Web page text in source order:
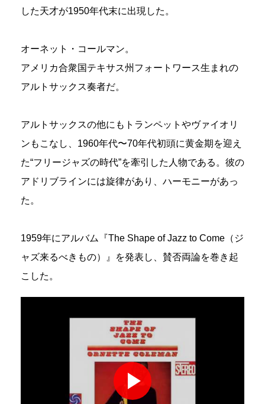
した天才が1950年代末に出現した。
オーネット・コールマン。
アメリカ合衆国テキサス州フォートワース生まれの
アルトサックス奏者だ。
アルトサックスの他にもトランペットやヴァイオリ
ンもこなし、1960年代〜70年代初頭に黄金期を迎え
た“フリージャズの時代”を牽引した人物である。彼の
アドリブラインには旋律があり、ハーモニーがあっ
た。
1959年にアルバム『The Shape of Jazz to Come（ジ
ャズ来るべきもの）』を発表し、賛否両論を巻き起
こした。